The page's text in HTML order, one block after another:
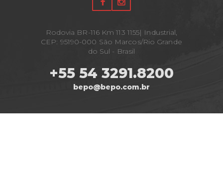
Rodovia BR-116 Km 113 1155| Industrial,
CEP: 95190-000 São Marcos/Rio Grande
do Sul - Brasil
+55 54 3291.8200
bepo@bepo.com.br